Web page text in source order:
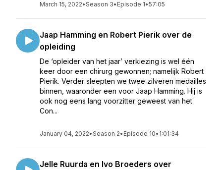
March 15, 2022•Season 3• Episode 1•57:05
Jaap Hamming en Robert Pierik over de
opleiding
De ‘opleider van het jaar’ verkiezing is wel één
keer door een chirurg gewonnen; namelijk Robert
Pierik. Verder sleepten we twee zilveren medailles
binnen, waaronder een voor Jaap Hamming. Hij is
ook nog eens lang voorzitter geweest van het
Con...
January 04, 2022•Season 2• Episode 10• 1:01:34
Jelle Ruurda en Ivo Broeders over